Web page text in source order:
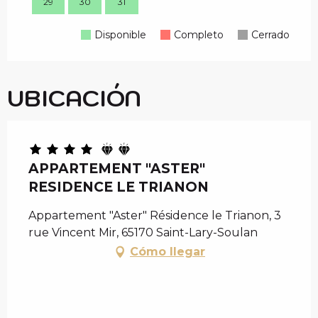
Disponible Completo Cerrado
UBICACIÓN
APPARTEMENT "ASTER"
RESIDENCE LE TRIANON
Appartement "Aster" Résidence le Trianon, 3
rue Vincent Mir, 65170 Saint-Lary-Soulan
Cómo llegar